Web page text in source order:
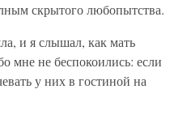
скрытого любопытства.
и я слышал, как мать
мне не беспокоились: если
у них в гостиной на